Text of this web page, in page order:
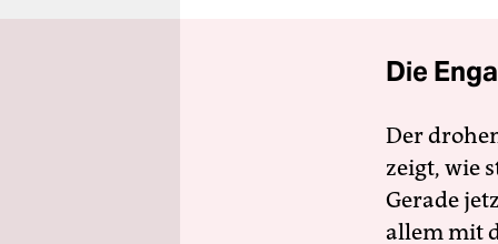
Die
Der
zeigt, wie
Gerade
allem mit